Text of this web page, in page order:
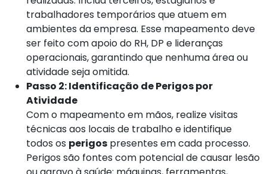
trabalhadores temporários que atuem em
ambientes da empresa. Esse mapeamento deve
ser feito com apoio do RH, DP e lideranças
operacionais, garantindo que nenhuma área ou
atividade seja omitida.
Passo 2: Identificação de Perigos por
Atividade
Com o mapeamento em mãos, realize visitas
técnicas aos locais de trabalho e identifique
todos os perigos presentes em cada processo.
Perigos são fontes com potencial de causar lesão